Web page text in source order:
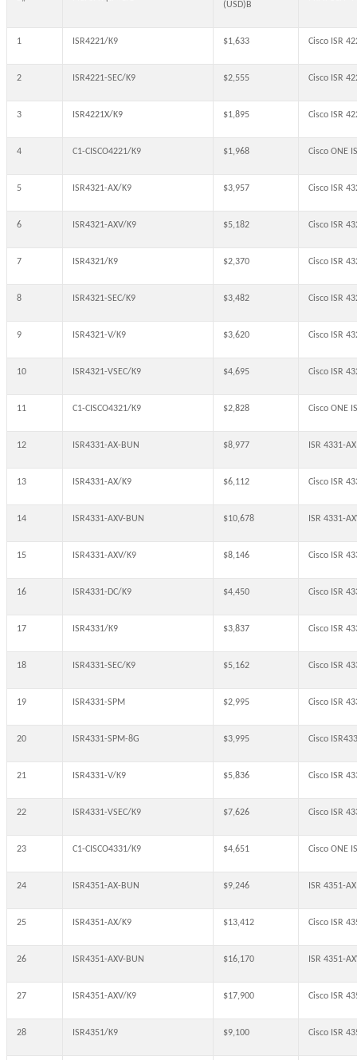
(USD)В
1 ISR4221/K9 $1,633 Cisco ISR
2 ISR4221-SEC/K9 $2,555 Cisco ISR
3 ISR4221X/K9 $1,895 Cisco ISR
4 C1-CISCO4221/K9 $1,968 Cisco ONE
5 ISR4321-AX/K9 $3,957 Cisco ISR
6 ISR4321-AXV/K9 $5,182 Cisco ISR
7 ISR4321/K9 $2,370 Cisco ISR
8 ISR4321-SEC/K9 $3,482 Cisco ISR
9 ISR4321-V/K9 $3,620 Cisco ISR
10 ISR4321-VSEC/K9 $4,695 Cisco ISR
11 C1-CISCO4321/K9 $2,828 Cisco ONE
12 ISR4331-AX-BUN $8,977 ISR 4331-
13 ISR4331-AX/K9 $6,112 Cisco ISR
14 ISR4331-AXV-BUN $10,678 ISR 4331-
15 ISR4331-AXV/K9 $8,146 Cisco ISR
16 ISR4331-DC/K9 $4,450 Cisco ISR
17 ISR4331/K9 $3,837 Cisco ISR
18 ISR4331-SEC/K9 $5,162 Cisco ISR
19 ISR4331-SPM $2,995 Cisco ISR
20 ISR4331-SPM-8G $3,995 Cisco
21 ISR4331-V/K9 $5,836 Cisco ISR
22 ISR4331-VSEC/K9 $7,626 Cisco ISR
23 C1-CISCO4331/K9 $4,651 Cisco ONE
24 ISR4351-AX-BUN $9,246 ISR 4351-
25 ISR4351-AX/K9 $13,412 Cisco ISR
26 ISR4351-AXV-BUN $16,170 ISR 4351-
27 ISR4351-AXV/K9 $17,900 Cisco ISR
28 ISR4351/K9 $9,100 Cisco ISR